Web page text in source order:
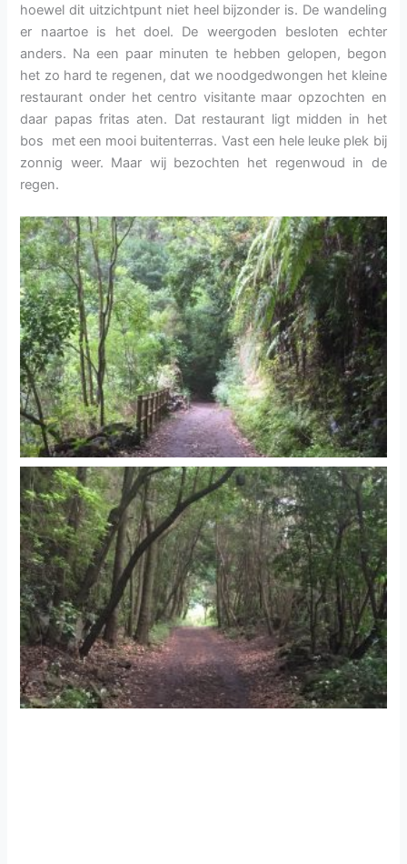
hoewel dit uitzichtpunt niet heel bijzonder is. De wandeling
er naartoe is het doel. De weergoden besloten echter
anders. Na een paar minuten te hebben gelopen, begon
het zo hard te regenen, dat we noodgedwongen het kleine
restaurant onder het centro visitante maar opzochten en
daar papas fritas aten. Dat restaurant ligt midden in het
bos met een mooi buitenterras. Vast een hele leuke plek bij
zonnig weer. Maar wij bezochten het regenwoud in de
regen.